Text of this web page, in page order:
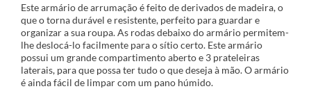
Este armário de arrumação é feito de derivados de madeira, o
que o torna durável e resistente, perfeito para guardar e
organizar a sua roupa. As rodas debaixo do armário permitem-
lhe deslocá-lo facilmente para o sítio certo. Este armário
possui um grande compartimento aberto e 3 prateleiras
laterais, para que possa ter tudo o que deseja à mão. O armário
é ainda fácil de limpar com um pano húmido.